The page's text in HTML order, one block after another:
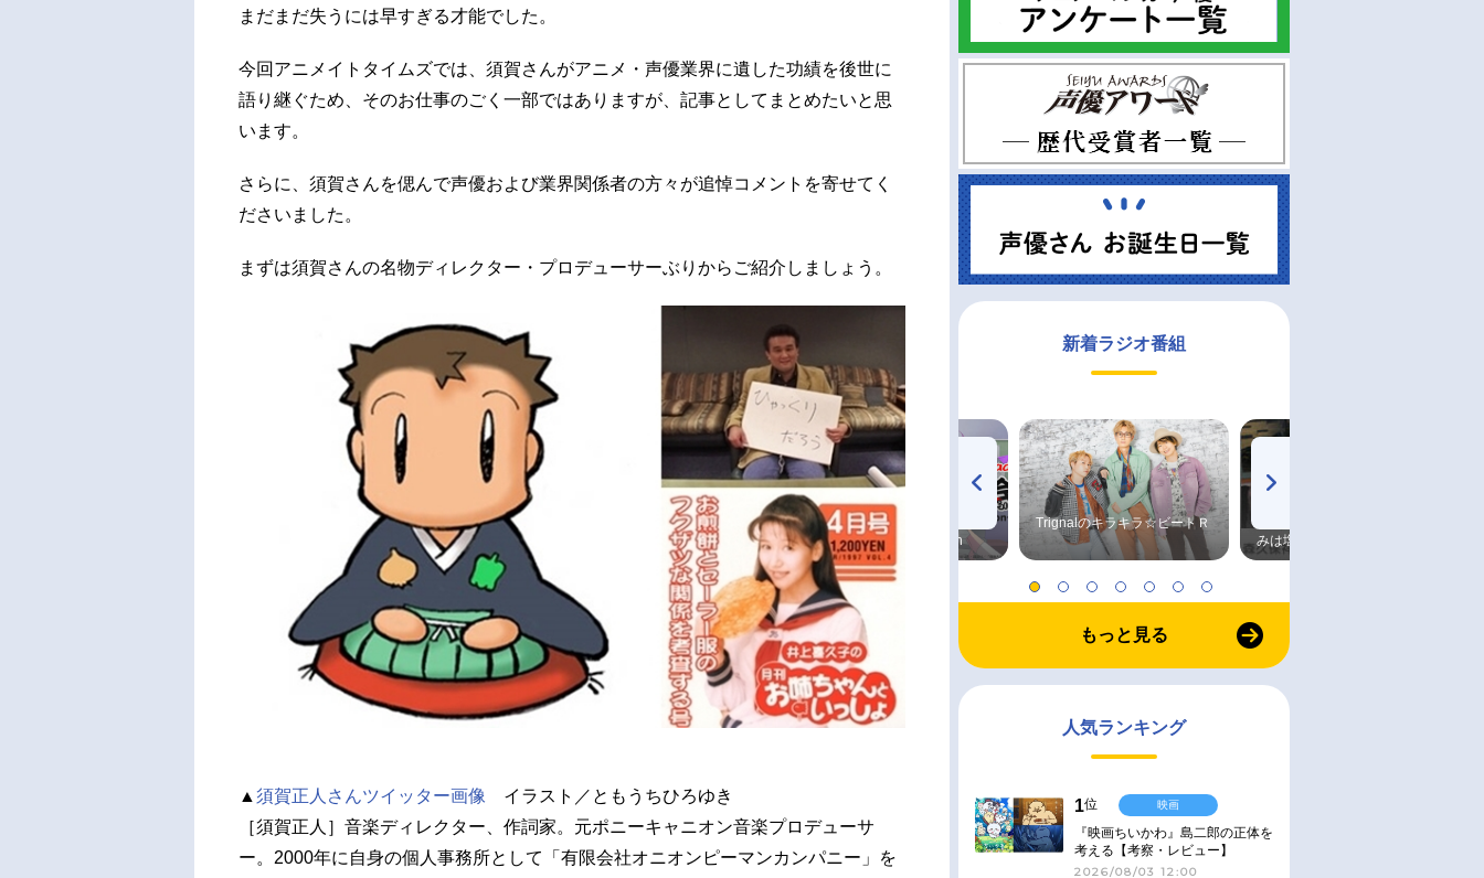
まだまだ失うには早すぎる才能でした。
今回アニメイトタイムズでは、須賀さんがアニメ・声優業界に遺した功績を後世に
語り継ぐため、そのお仕事のごく一部ではありますが、記事としてまとめたいと思
います。
さらに、須賀さんを偲んで声優および業界関係者の方々が追悼コメントを寄せてく
ださいました。
まずは須賀さんの名物ディレクター・プロデューサーぶりからご紹介しましょう。
▲ 須賀正人さんツイッター画像 イラスト／ともうちひろゆき
［須賀正人］音楽ディレクター、作詞家。元ポニーキャニオン音楽プロデューサ
ー。2000年に自身の個人事務所として「有限会社オニオンピーマンカンパニー」を
新着ラジオ番組
高橋美紀のおんぷの気持ち
♪ in アニメイトタイムズ
TVアニメ『戦隊大失格』
radio 大直会 2nd season
Trignalのキラキラ☆ビートＲ
みは塩だけ
もっと見る
人気ランキング
1位
『映画ちいかわ』島二郎の正体を
考える【考察・レビュー】
2026/08/03 12:00
映画